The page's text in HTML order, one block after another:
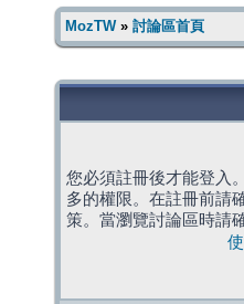
MozTW» 討論區首頁
您必須註冊後才能登入
多的權限。在註冊前請
策。當瀏覽討論區時請